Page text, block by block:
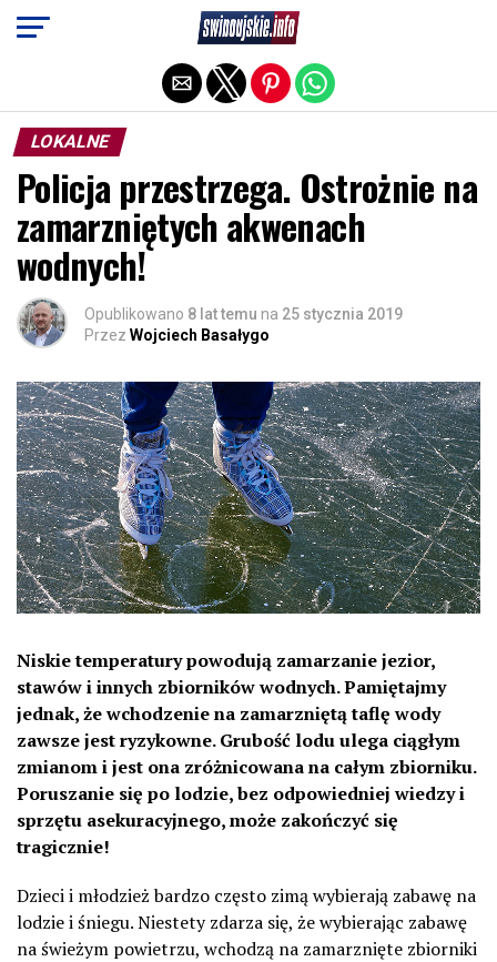
LOKALNE
Policja przestrzega. Ostrożnie na
zamarzniętych akwenach
wodnych!
Opublikowano 8 lat temu na 25 stycznia 2019
Przez Wojciech Basałygo
Niskie temperatury powodują zamarzanie jezior,
stawów i innych zbiorników wodnych. Pamiętajmy
jednak, że wchodzenie na zamarzniętą taflę wody
zawsze jest ryzykowne. Grubość lodu ulega ciągłym
zmianom i jest ona zróżnicowana na całym zbiorniku.
Poruszanie się po lodzie, bez odpowiedniej wiedzy i
sprzętu asekuracyjnego, może zakończyć się
tragicznie!
Dzieci i młodzież bardzo często zimą wybierają zabawę na
lodzie i śniegu. Niestety zdarza się, że wybierając zabawę
na świeżym powietrzu, wchodzą na zamarznięte zbiorniki
Exit mobile version